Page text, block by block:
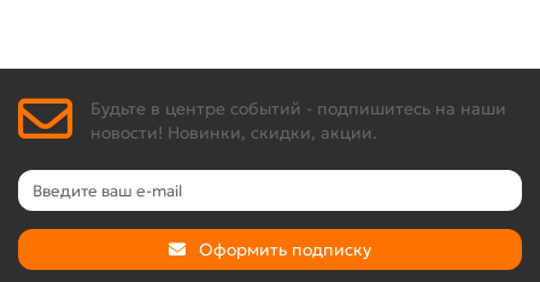
Будьте в центре событий - подпишитесь на наши
новости! Новинки, скидки, акции.
Оформить подписку